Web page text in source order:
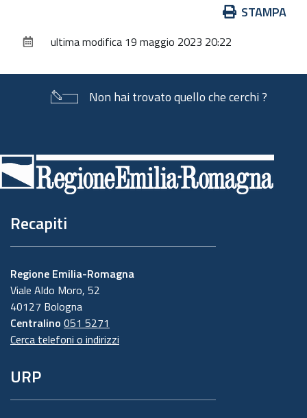
documento
STAMPA
ultima modifica 19 maggio 2023 20:22
Non hai trovato quello che cerchi ?
di
pagina
Recapiti
Regione Emilia-Romagna
Viale Aldo Moro, 52
40127 Bologna
Centralino 051 5271
Cerca telefoni o indirizzi
URP